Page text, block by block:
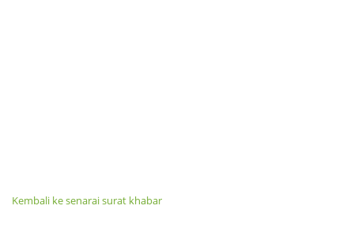
Kembali ke senarai surat khabar